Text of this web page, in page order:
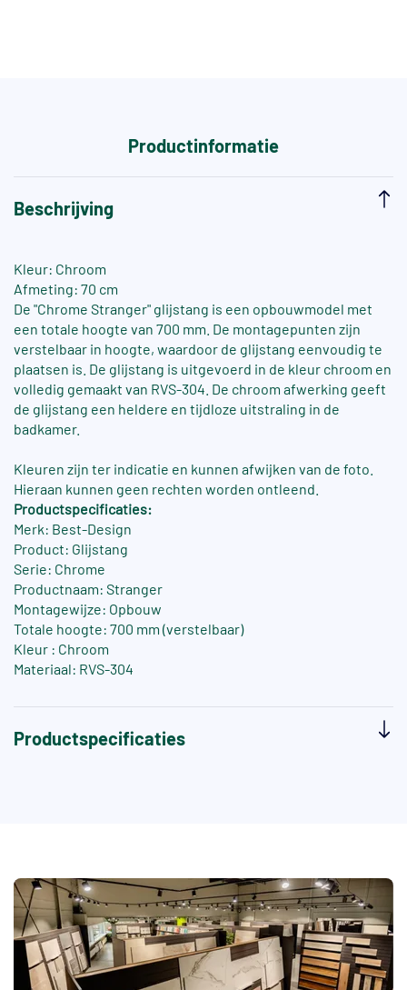
Productinformatie
Beschrijving
Kleur: Chroom
Afmeting: 70 cm
De "Chrome Stranger" glijstang is een opbouwmodel met
een totale hoogte van 700 mm. De montagepunten zijn
verstelbaar in hoogte, waardoor de glijstang eenvoudig te
plaatsen is. De glijstang is uitgevoerd in de kleur chroom en
volledig gemaakt van RVS-304. De chroom afwerking geeft
de glijstang een heldere en tijdloze uitstraling in de
badkamer.
Kleuren zijn ter indicatie en kunnen afwijken van de foto.
Hieraan kunnen geen rechten worden ontleend.
Productspecificaties:
Merk: Best-Design
Product: Glijstang
Serie: Chrome
Productnaam: Stranger
Montagewijze: Opbouw
Totale hoogte: 700 mm (verstelbaar)
Kleur : Chroom
Materiaal: RVS-304
Productspecificaties